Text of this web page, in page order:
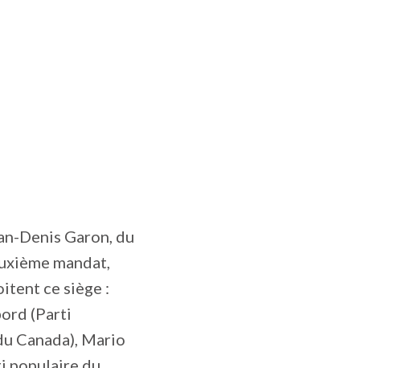
Denis Garon, du
mandat,
ce siège :
(Parti
Canada), Mario